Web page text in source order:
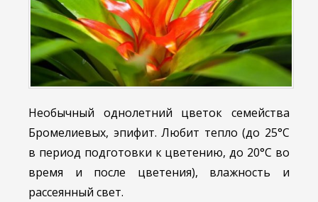
Необычный однолетний цветок семейства
Бромелиевых, эпифит. Любит тепло (до 25°С
в период подготовки к цветению, до 20°С во
время и после цветения), влажность и
рассеянный свет.